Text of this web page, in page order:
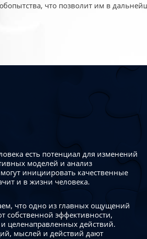
что позволит им в
есть потенциал для изменений
моделей и анализ
инициировать качественные
и в жизни человека.
что одно из главных ощущений
собственной эффективности,
целенаправленных действий.
мыслей и действий дают